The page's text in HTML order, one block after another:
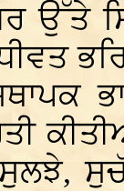
ਉੱਤੇ